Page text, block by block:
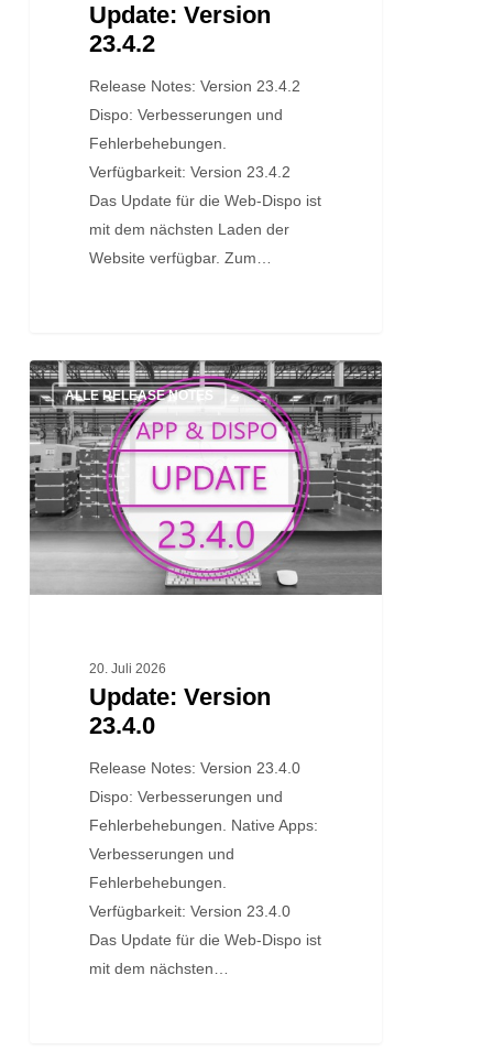
Update: Version
23.4.2
Release Notes: Version 23.4.2
Dispo: Verbesserungen und
Fehlerbehebungen.
Verfügbarkeit: Version 23.4.2
Das Update für die Web-Dispo ist
mit dem nächsten Laden der
Website verfügbar. Zum…
Update:
Version
23.4.0
ALLE RELEASE NOTES
20. Juli 2026
Update: Version
23.4.0
Release Notes: Version 23.4.0
Dispo: Verbesserungen und
Fehlerbehebungen. Native Apps:
Verbesserungen und
Fehlerbehebungen.
Verfügbarkeit: Version 23.4.0
Das Update für die Web-Dispo ist
mit dem nächsten…